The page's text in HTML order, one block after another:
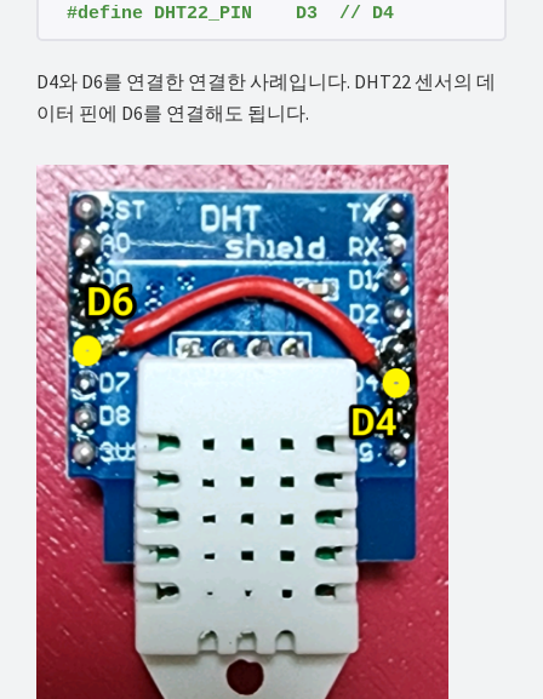
#define DHT22_PIN    D3  // D4
D4와 D6를 연결한 연결한 사례입니다. DHT22 센서의 데
이터 핀에 D6를 연결해도 됩니다.